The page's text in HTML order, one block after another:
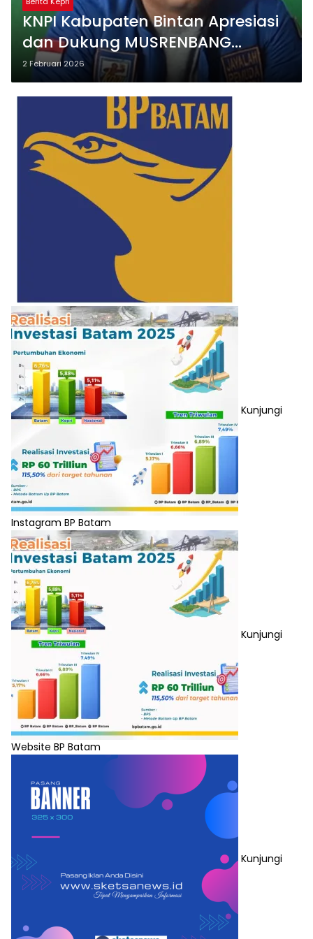
KNPI Kabupaten Bintan Apresiasi
dan Dukung MUSRENBANG
Kepemudaan 2026
2 Februari 2026
Kunjungi
Instagram BP Batam
Kunjungi
Website BP Batam
Kunjungi